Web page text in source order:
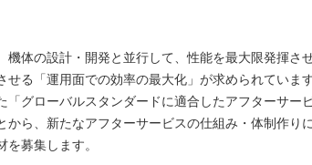
機体の設計・開発と並行して、性能を最大限発揮さ
せる「運用面での効率の最大化」が求められていま
「グローバルスタンダードに適合したアフターサー
から、新たなアフターサービスの仕組み・体制作り
募集します。